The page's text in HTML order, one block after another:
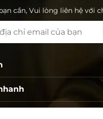
cần, Vui lòng liên hệ với